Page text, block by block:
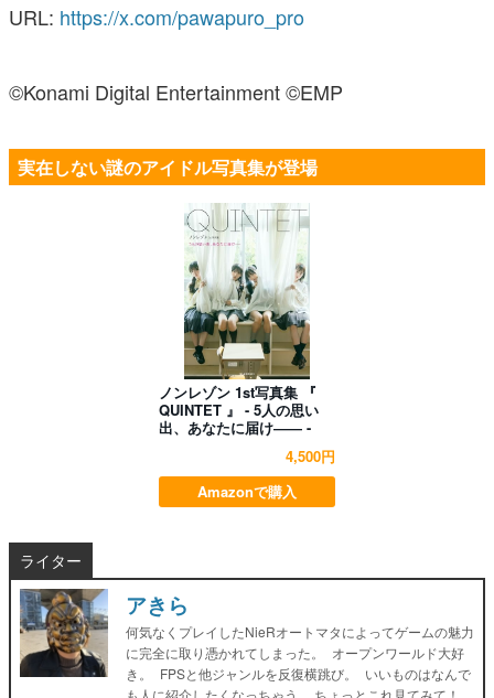
URL: https://x.com/pawapuro_pro
©Konami Digital Entertainment ©EMP
実在しない謎のアイドル写真集が登場
ノンレゾン 1st写真集 『
QUINTET 』 - 5人の思い
出、あなたに届け―― -
4,500円
Amazonで購入
ライター
アきら
何気なくプレイしたNieRオートマタによってゲームの魅力
に完全に取り憑かれてしまった。 オープンワールド大好
き。 FPSと他ジャンルを反復横跳び。 いいものはなんで
も人に紹介したくなっちゃう。 ちょっとこれ見てみて！